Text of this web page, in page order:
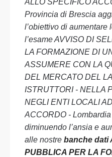
ALLO SPECIFICO
Provincia di Brescia
l’obiettivo di
l’esame AVVISO DI
LA FORMAZIONE DI
ASSUMERE CON LA
DEL MERCATO DEL
ISTRUTTORI - NELLA
NEGLI ENTI LOCALI
ACCORDO -
diminuendo l’ansia e
alle nostre banche dati
PUBBLICA PER LA